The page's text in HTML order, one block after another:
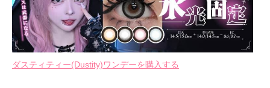
ダスティティー(Dustity)ワンデーを購入する